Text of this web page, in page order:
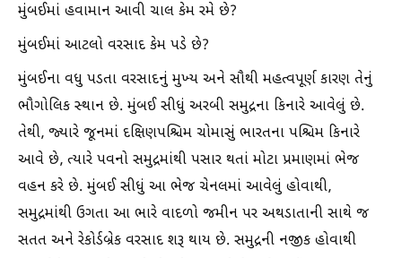
મુંબઈમાં હવામાન આવી ચાલ કેમ રમે છે?
મુંબઈમાં આટલો વરસાદ કેમ પડે છે?
મુંબઈના વધુ પડતા વરસાદનું મુખ્ય અને સૌથી મહત્વપૂર્ણ કારણ તેનું
ભૌગોલિક સ્થાન છે. મુંબઈ સીધું અરબી સમુદ્રના કિનારે આવેલું છે.
તેથી, જ્યારે જૂનમાં દક્ષિણપશ્ચિમ ચોમાસું ભારતના પશ્ચિમ કિનારે
આવે છે, ત્યારે પવનો સમુદ્રમાંથી પસાર થતાં મોટા પ્રમાણમાં ભેજ
વહન કરે છે. મુંબઈ સીધું આ ભેજ ચેનલમાં આવેલું હોવાથી,
સમુદ્રમાંથી ઉગતા આ ભારે વાદળો જમીન પર અથડાતાની સાથે જ
સતત અને રેકોર્ડબ્રેક વરસાદ શરૂ થાય છે. સમુદ્રની નજીક હોવાથી